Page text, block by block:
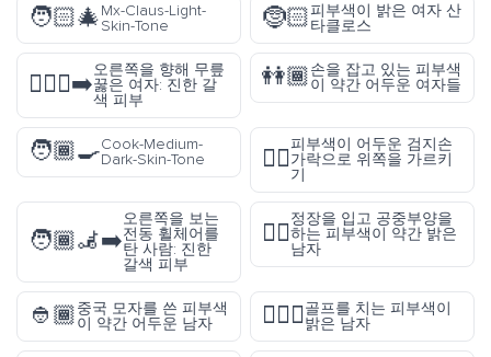
🧑🏻‍🎄Mx-Claus-Light-
Skin-Tone
🤶🏻피부색이 밝은 여자 산
타클로스
🧎🏾‍♀️‍➡️
오른쪽을 향해 무릎
꿇은 여자: 진한 갈
색 피부
👭🏾손을 잡고 있는 피부색
이 약간 어두운 여자들
🧑🏾‍🍳Cook-Medium-
Dark-Skin-Tone
☝🏿
피부색이 어두운 검지손
가락으로 위쪽을 가르키
기
🧑🏾‍🦼‍➡️
오른쪽을 보는
전동 휠체어를
탄 사람: 진한
갈색 피부
🕴🏼
정장을 입고 공중부양을
하는 피부색이 약간 밝은
남자
👲🏾중국 모자를 쓴 피부색
이 약간 어두운 남자
🏌🏻‍♂️골프를 치는 피부색이
밝은 남자